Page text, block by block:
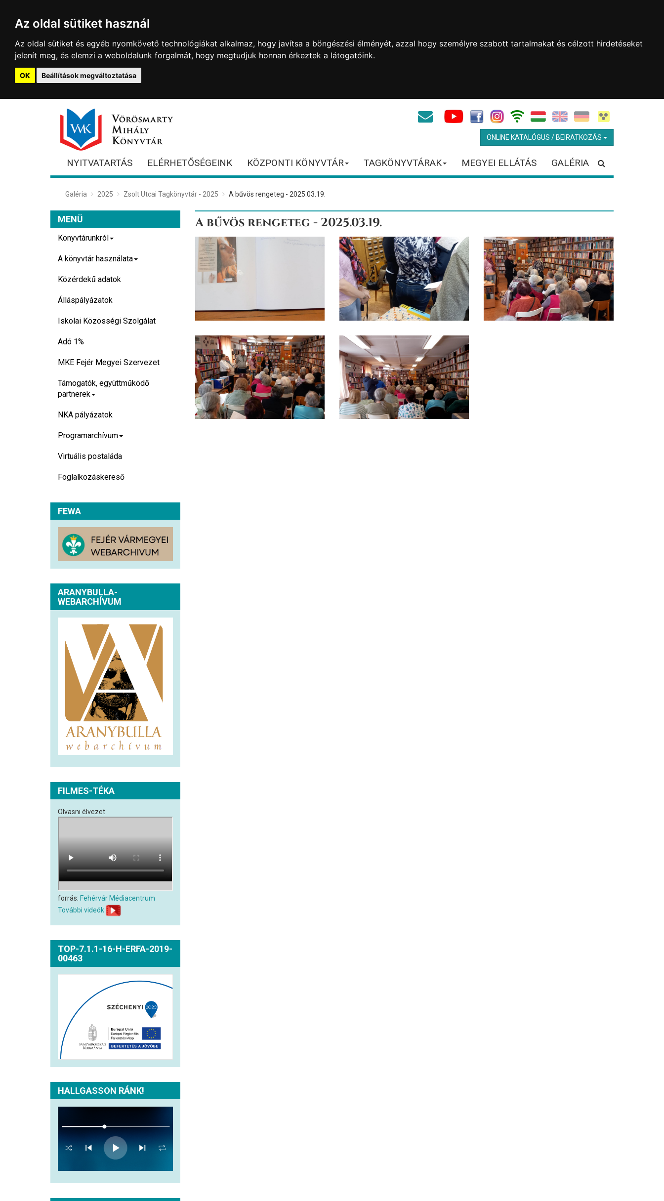
Az oldal sütiket használ
Az oldal sütiket és egyéb nyomkövető technológiákat alkalmaz, hogy javítsa a böngészési élményét, azzal hogy személyre szabott tartalmakat és célzott hirdetéseket
jelenít meg, és elemzi a weboldalunk forgalmát, hogy megtudjuk honnan érkeztek a látogatóink.
OK Beállítások megváltoztatása
ONLINE KATALÓGUS / BEIRATKOZÁS
NYITVATARTÁS ELÉRHETŐSÉGEINK KÖZPONTI KÖNYVTÁR TAGKÖNYVTÁRAK MEGYEI ELLÁTÁS GALÉRIA
Galéria 2025 Zsolt Utcai Tagkönyvtár - 2025 A bűvös rengeteg - 2025.03.19.
A bűvös rengeteg - 2025.03.19.
MENÜ
Könyvtárunkról
A könyvtár használata
Közérdekű adatok
Álláspályázatok
Iskolai Közösségi Szolgálat
Adó 1%
MKE Fejér Megyei Szervezet
Támogatók, együttműködő
partnerek
NKA pályázatok
Programarchívum
Virtuális postaláda
Foglalkozáskereső
FEWA
ARANYBULLA-
WEBARCHÍVUM
FILMES-TÉKA
Olvasni élvezet
forrás: Fehérvár Médiacentrum
További videók
TOP-7.1.1-16-H-ERFA-2019-
00463
HALLGASSON RÁNK!